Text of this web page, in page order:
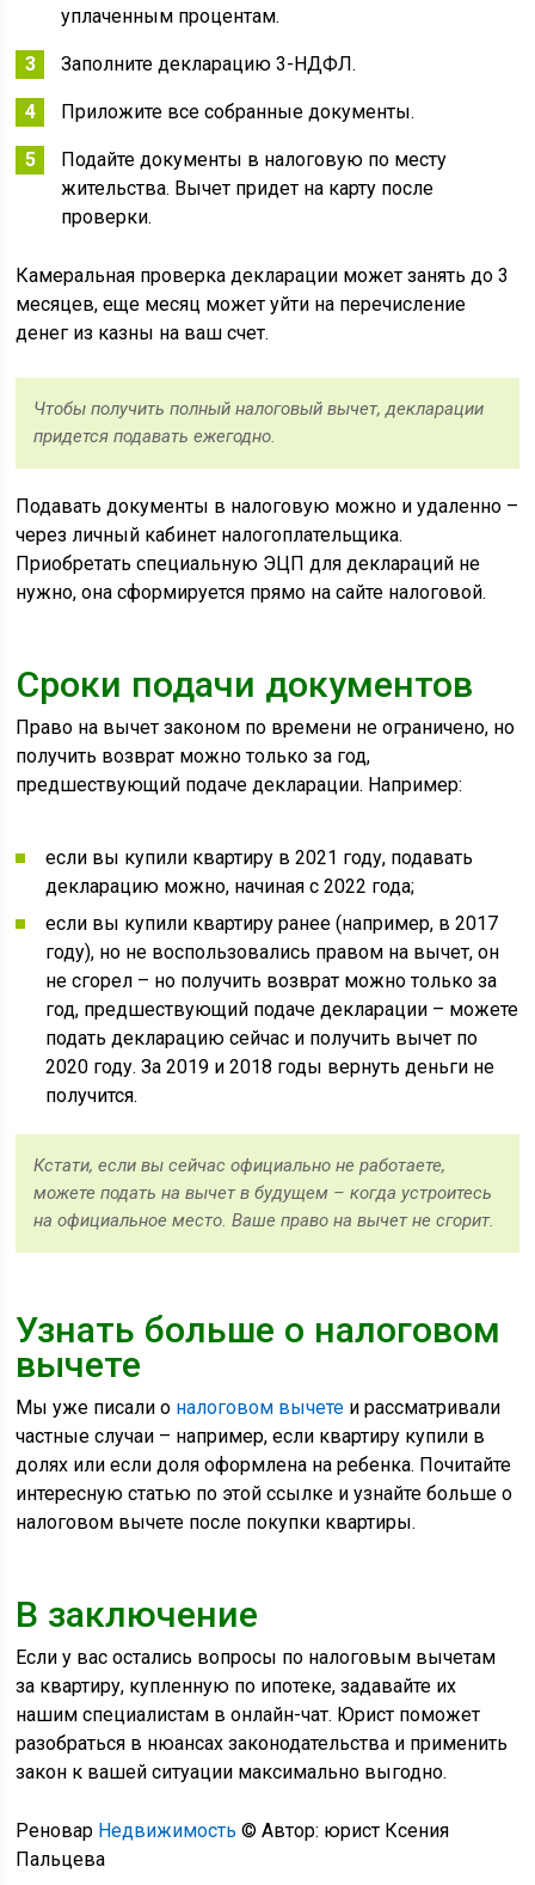
уплаченным процентам.
Заполните декларацию 3-НДФЛ.
Приложите все собранные документы.
Подайте документы в налоговую по месту
жительства. Вычет придет на карту после
проверки.
Камеральная проверка декларации может занять до 3
месяцев, еще месяц может уйти на перечисление
денег из казны на ваш счет.
Чтобы получить полный налоговый вычет, декларации
придется подавать ежегодно.
Подавать документы в налоговую можно и удаленно –
через личный кабинет налогоплательщика.
Приобретать специальную ЭЦП для деклараций не
нужно, она сформируется прямо на сайте налоговой.
Сроки подачи документов
Право на вычет законом по времени не ограничено, но
получить возврат можно только за год,
предшествующий подаче декларации. Например:
если вы купили квартиру в 2021 году, подавать
декларацию можно, начиная с 2022 года;
если вы купили квартиру ранее (например, в 2017
году), но не воспользовались правом на вычет, он
не сгорел – но получить возврат можно только за
год, предшествующий подаче декларации – можете
подать декларацию сейчас и получить вычет по
2020 году. За 2019 и 2018 годы вернуть деньги не
получится.
Кстати, если вы сейчас официально не работаете,
можете подать на вычет в будущем – когда устроитесь
на официальное место. Ваше право на вычет не сгорит.
Узнать больше о налоговом
вычете
Мы уже писали о налоговом вычете и рассматривали
частные случаи – например, если квартиру купили в
долях или если доля оформлена на ребенка. Почитайте
интересную статью по этой ссылке и узнайте больше о
налоговом вычете после покупки квартиры.
В заключение
Если у вас остались вопросы по налоговым вычетам
за квартиру, купленную по ипотеке, задавайте их
нашим специалистам в онлайн-чат. Юрист поможет
разобраться в нюансах законодательства и применить
закон к вашей ситуации максимально выгодно.
Реновар Недвижимость © Автор: юрист Ксения
Пальцева